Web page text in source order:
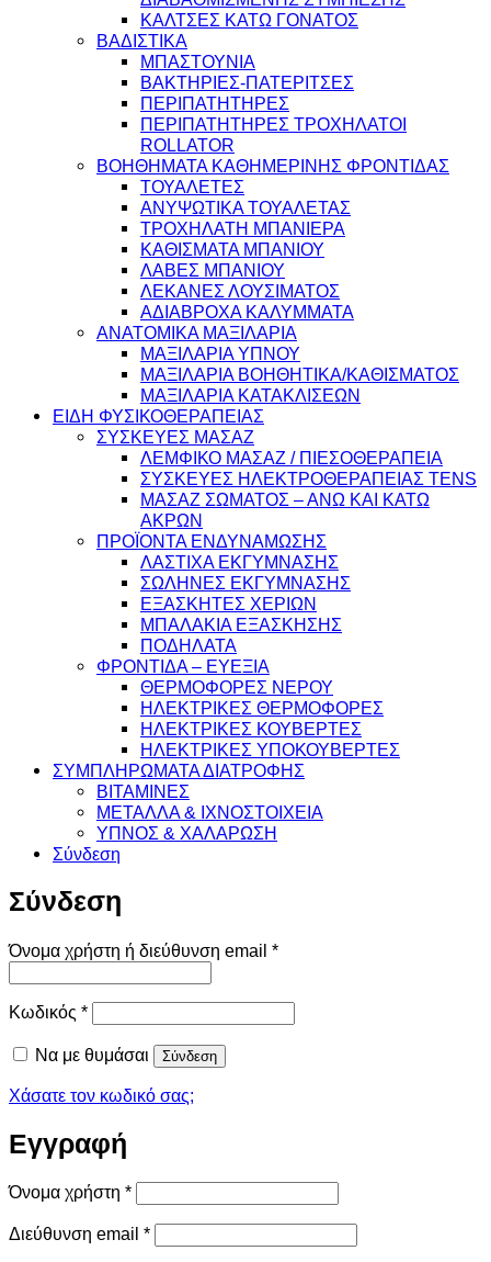
ΚΑΛΤΣΕΣ ΚΑΤΩ ΓΟΝΑΤΟΣ
ΒΑΔΙΣΤΙΚΑ
ΜΠΑΣΤΟΥΝΙΑ
ΒΑΚΤΗΡΙΕΣ-ΠΑΤΕΡΙΤΣΕΣ
ΠΕΡΙΠΑΤΗΤΗΡΕΣ
ΠΕΡΙΠΑΤΗΤΗΡΕΣ ΤΡΟΧΗΛΑΤΟΙ
ROLLATOR
ΒΟΗΘΗΜΑΤΑ ΚΑΘΗΜΕΡΙΝΗΣ ΦΡΟΝΤΙΔΑΣ
ΤΟΥΑΛΕΤΕΣ
ΑΝΥΨΩΤΙΚΑ ΤΟΥΑΛΕΤΑΣ
ΤΡΟΧΗΛΑΤΗ ΜΠΑΝΙΕΡΑ
ΚΑΘΙΣΜΑΤΑ ΜΠΑΝΙΟΥ
ΛΑΒΕΣ ΜΠΑΝΙΟΥ
ΛΕΚΑΝΕΣ ΛΟΥΣΙΜΑΤΟΣ
ΑΔΙΑΒΡΟΧΑ ΚΑΛΥΜΜΑΤΑ
ΑΝΑΤΟΜΙΚΑ ΜΑΞΙΛΑΡΙΑ
ΜΑΞΙΛΑΡΙΑ ΥΠΝΟΥ
ΜΑΞΙΛΑΡΙΑ ΒΟΗΘΗΤΙΚΑ/ΚΑΘΙΣΜΑΤΟΣ
ΜΑΞΙΛΑΡΙΑ ΚΑΤΑΚΛΙΣΕΩΝ
ΕΙΔΗ ΦΥΣΙΚΟΘΕΡΑΠΕΙΑΣ
ΣΥΣΚΕΥΕΣ ΜΑΣΑΖ
ΛΕΜΦΙΚΟ ΜΑΣΑΖ / ΠΙΕΣΟΘΕΡΑΠΕΙΑ
ΣΥΣΚΕΥΕΣ ΗΛΕΚΤΡΟΘΕΡΑΠΕΙΑΣ TENS
ΜΑΣΑΖ ΣΩΜΑΤΟΣ – ΑΝΩ ΚΑΙ ΚΑΤΩ
ΑΚΡΩΝ
ΠΡΟΪΟΝΤΑ ΕΝΔΥΝΑΜΩΣΗΣ
ΛΑΣΤΙΧΑ ΕΚΓΥΜΝΑΣΗΣ
ΣΩΛΗΝΕΣ ΕΚΓΥΜΝΑΣΗΣ
ΕΞΑΣΚΗΤΕΣ ΧΕΡΙΩΝ
ΜΠΑΛΑΚΙΑ ΕΞΑΣΚΗΣΗΣ
ΠΟΔΗΛΑΤΑ
ΦΡΟΝΤΙΔΑ – ΕΥΕΞΙΑ
ΘΕΡΜΟΦΟΡΕΣ ΝΕΡΟΥ
ΗΛΕΚΤΡΙΚΕΣ ΘΕΡΜΟΦΟΡΕΣ
ΗΛΕΚΤΡΙΚΕΣ ΚΟΥΒΕΡΤΕΣ
ΗΛΕΚΤΡΙΚΕΣ ΥΠΟΚΟΥΒΕΡΤΕΣ
ΣΥΜΠΛΗΡΩΜΑΤΑ ΔΙΑΤΡΟΦΗΣ
ΒΙΤΑΜΙΝΕΣ
ΜΕΤΑΛΛΑ & ΙΧΝΟΣΤΟΙΧΕΙΑ
ΥΠΝΟΣ & ΧΑΛΑΡΩΣΗ
Σύνδεση
Σύνδεση
Όνομα χρήστη ή διεύθυνση email *Απαιτείται
Κωδικός *Απαιτείται
Να με θυμάσαι Σύνδεση
Χάσατε τον κωδικό σας;
Εγγραφή
Όνομα χρήστη *Απαιτείται
Διεύθυνση email *Απαιτείται